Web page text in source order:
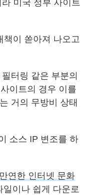
미국 정부 사이트
책이 쏟아져 나오고
터링 같은 부분의
이트의 경우 이를
거의 무방비 상태
소스 IP 변조를 하
연한 인터넷 문화
이나 쉽게 다운로